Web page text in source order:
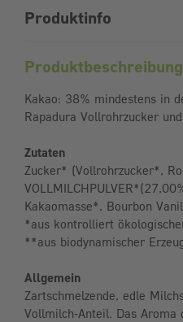
Produktinfo
Produktbeschreibung
Kakao: 38% mindestens in
Rapadura Vollrohrzucker
Zutaten
Zucker* (Vollrohrzucker*,
Kakaomasse*, Bourbon
*aus kontrolliert
**aus biodynamischer
Allgemein
Zartschmelzende, edle
Vollmilch-Anteil. Das Aroma